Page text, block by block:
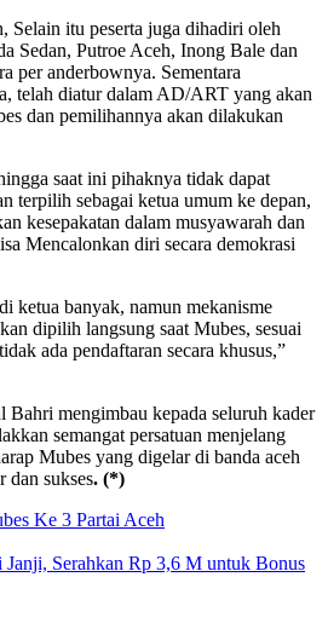
Selain itu peserta juga dihadiri oleh
Sedan, Putroe Aceh, Inong Bale dan
per anderbownya. Sementara
telah diatur dalam AD/ART yang akan
dan pemilihannya akan dilakukan
saat ini pihaknya tidak dapat
terpilih sebagai ketua umum ke depan,
kesepakatan dalam musyawarah dan
Mencalonkan diri secara demokrasi
ketua banyak, namun mekanisme
dipilih langsung saat Mubes, sesuai
ada pendaftaran secara khusus,”
Bahri mengimbau kepada seluruh kader
semangat persatuan menjelang
Mubes yang digelar di banda aceh
dan sukses. (*)
Ke 3 Partai Aceh
Janji, Serahkan Rp 3,6 M untuk Bonus